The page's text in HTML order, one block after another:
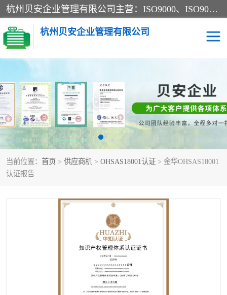
杭州贝安企业管理有限公司主营：ISO9000、ISO9000认证、ISO9001认证、ISO14000认证、ISO14001认证等系列企业认证服务。
杭州贝安企业管理有限公司
当前位置： 首页 > 供应商机 > OHSAS18001认证 > 金华OHSAS18001
认证报告
CE认证 ISO13485认证
SA认证 CCC认证
OHSAS18001认证
45001认证